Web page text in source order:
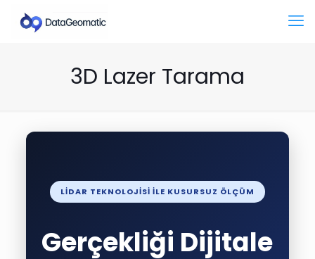
3D Lazer Tarama
LIDAR TEKNOLOJISI ILE KUSURSUZ ÖLÇÜM
Gerçekliği Dijitale